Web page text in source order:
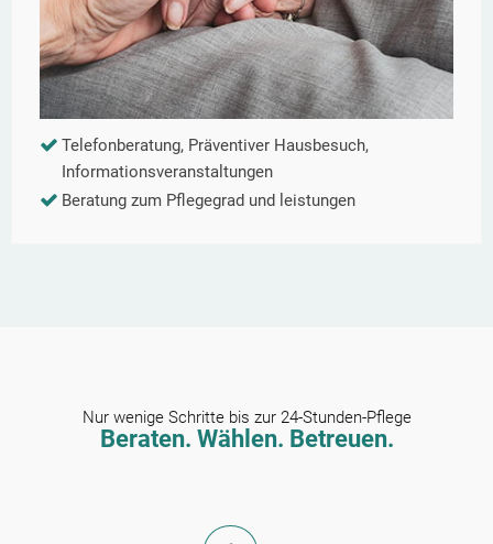
Telefonberatung, Präventiver Hausbesuch,
Informationsveranstaltungen
Beratung zum Pflegegrad und leistungen
Nur wenige Schritte bis zur 24-Stunden-Pflege
Beraten. Wählen. Betreuen.